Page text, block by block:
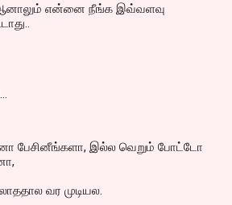
என்னை நீங்க இவ்வளவு
பேசினீங்களா, இல்ல வெறும் போட்டோ
வர முடியல.